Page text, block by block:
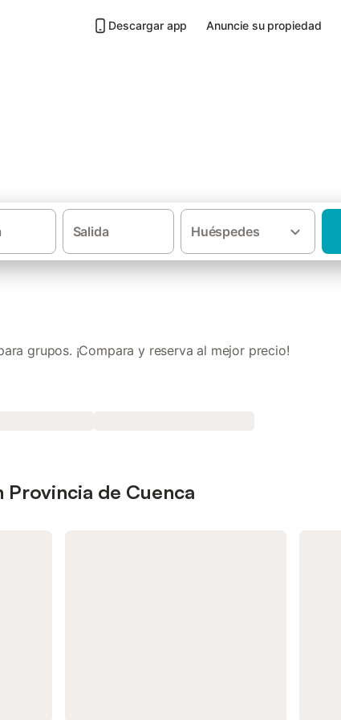
Descargar app Anuncie su propiedad
Salida Huéspedes
grupos. ¡Compara y reserva al mejor precio!
de Cuenca